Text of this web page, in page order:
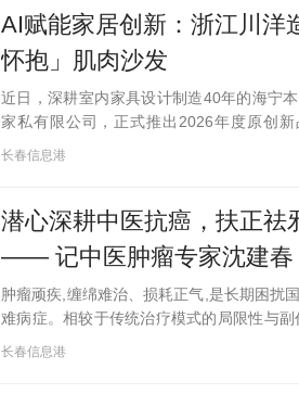
AI赋能家居创新：浙江川洋
怀抱」肌肉沙发
近日，深耕室内家具设计制造40年的海宁
家私有限公司，正式推出2026年度原创
「爸爸的怀抱」。该产品依托生成式AI完成
长春信息港
潜心深耕中医抗癌，扶正祛
—— 记中医肿瘤专家沈建春
肿瘤顽疾,缠绵难治、损耗正气,是长期困扰
难病症。相较于传统治疗模式的局限性与
整体调理、标本兼顾、扶正祛邪、温和固本
长春信息港